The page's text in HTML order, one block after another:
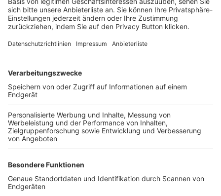
Login SpielPlus
FOLGE DEM BFV
TOP-VEREINE
TOP-PARTNER